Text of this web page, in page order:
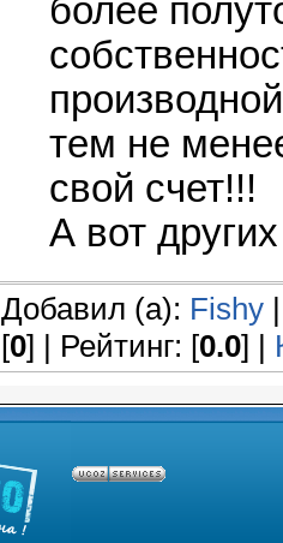
более
тем не
свой счет!!!
А вот
Добавил (а): Fishy
[0] | Рейтинг: [0.0] |